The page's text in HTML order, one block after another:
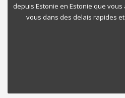
depuis Estonie en Estonie que
vous dans des delais rapides